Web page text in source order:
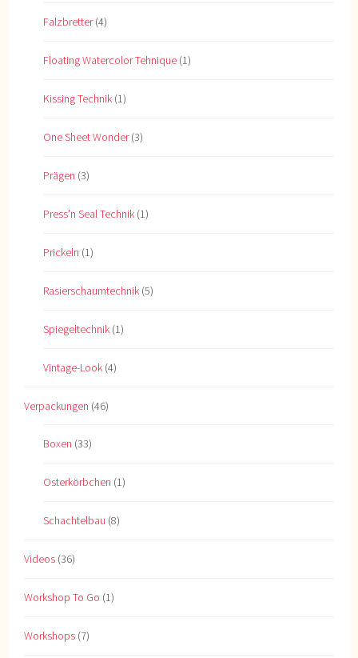
Falzbretter(4)
Floating Watercolor Tehnique (1)
Kissing Technik (1)
One Sheet Wonder(3)
Prägen (3)
Press'n Seal Technik (1)
Prickeln (1)
Rasierschaumtechnik (5)
Spiegeltechnik (1)
Vintage-Look (4)
Verpackungen (46)
Boxen (33)
Osterkörbchen (1)
Schachtelbau (8)
Videos (36)
Workshop To Go (1)
Workshops (7)